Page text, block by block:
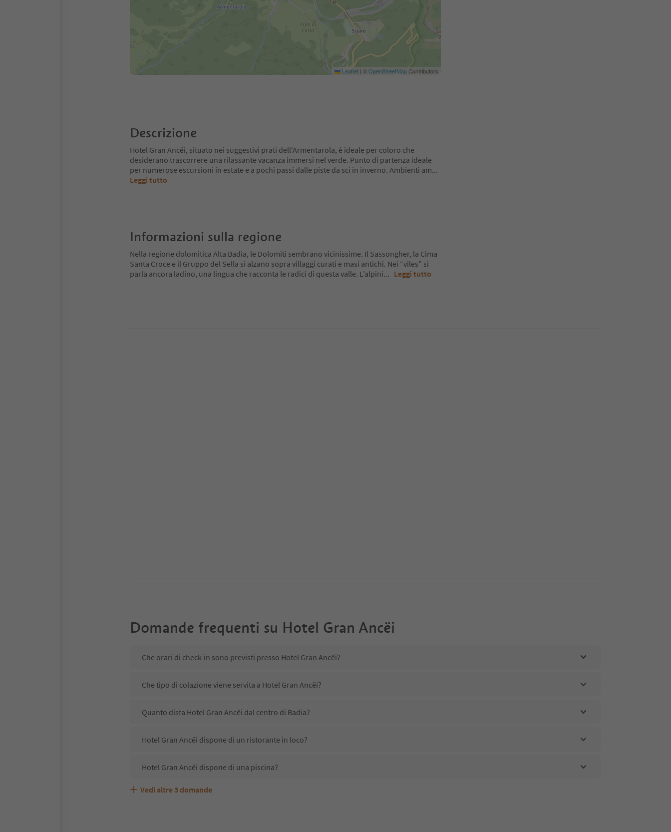
Leaflet | ©OpenStreetMapContributors
Descrizione
Hotel Gran Ancëi, situato nei suggestivi prati dell'Armentarola, è ideale per coloro che
desiderano trascorrere una rilassante vacanza immersi nel verde. Punto di partenza ideale
per numerose escursioni in estate e a pochi passi dalle piste da sci in inverno. Ambienti am...
Leggi tutto
Informazioni sulla regione
Nella regione dolomitica Alta Badia, le Dolomiti sembrano vicinissime. Il Sassongher, la Cima
Santa Croce e il Gruppo del Sella si alzano sopra villaggi curati e masi antichi. Nei “viles” si
parla ancora ladino, una lingua che racconta le radici di questa valle. L’alpini... Leggi tutto
Domande frequenti su Hotel Gran Ancëi
Che orari di check-in sono previsti presso Hotel Gran Ancëi?
Che tipo di colazione viene servita a Hotel Gran Ancëi?
Quanto dista Hotel Gran Ancëi dal centro di Badia?
Hotel Gran Ancëi dispone di un ristorante in loco?
Hotel Gran Ancëi dispone di una piscina?
Hotel Gran Ancëi accetta animali domestici?
Quali servizi/attività sono disponibili presso Hotel Gran Ancëi?
Gli ospiti di Hotel Gran Ancëi ricevono l'Alto Adige Guest Pass?
Vedi altre 3 domande